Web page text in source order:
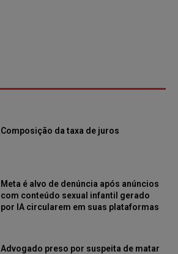
Composição da taxa de juros
Meta é alvo de denúncia após anúncios
com conteúdo sexual infantil gerado
por IA circularem em suas plataformas
Advogado preso por suspeita de matar